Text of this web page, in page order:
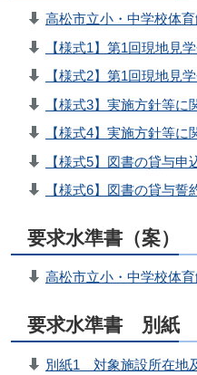
高松市立小・中学校体
【様式1】第1回現地見
【様式2】第1回現地見
【様式3】実施方針等に
【様式4】実施方針等に
【様式5】図書の貸与申
【様式6】図書の貸与誓
要求水準書（案）
高松市立小・中学校体
要求水準書 別紙
別紙1 対象施設所在地